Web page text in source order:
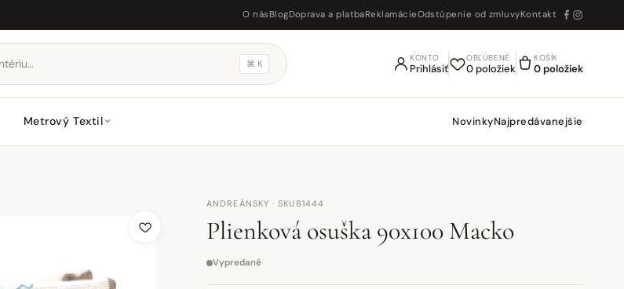
O nás BlogDoprava a platbaReklamácieOdstúpenie od zmluvyKontakt
⌘ K
KONTO
Prihlásiť
OBĽÚBENÉ
0 položiek
KOŠÍK
0 položiek
Metrový Textil NovinkyNajpredávanejšie
ANDREÁNSKY · SKU81444
Plienková osuška 90x100 Macko
Vypredané